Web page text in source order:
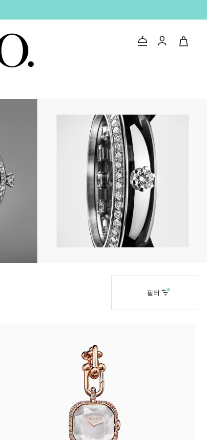
문의하기로그인
완벽한 웨딩 링 선택하기
필터